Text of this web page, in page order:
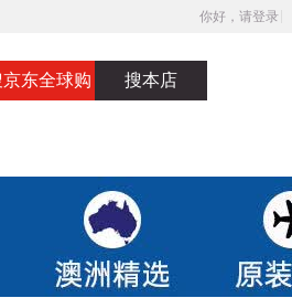
你好，请登录
京东全球购 搜本店